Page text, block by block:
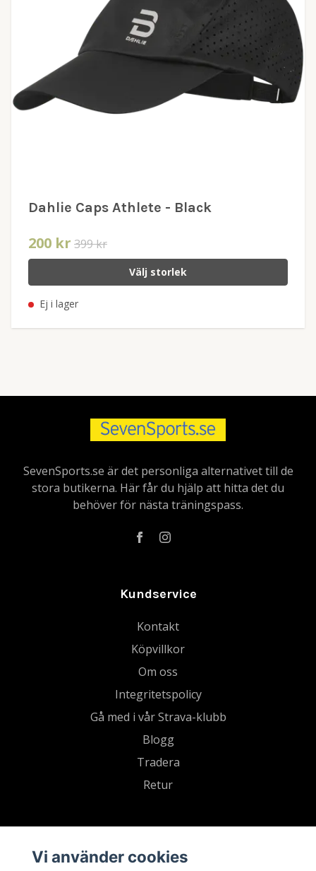
Dahlie Caps Athlete - Black
200 kr 399 kr
Välj storlek
Ej i lager
SevenSports.se är det personliga alternativet till de
stora butikerna. Här får du hjälp att hitta det du
behöver för nästa träningspass.
Kundservice
Kontakt
Köpvillkor
Om oss
Integritetspolicy
Gå med i vår Strava-klubb
Blogg
Tradera
Retur
Vi använder cookies